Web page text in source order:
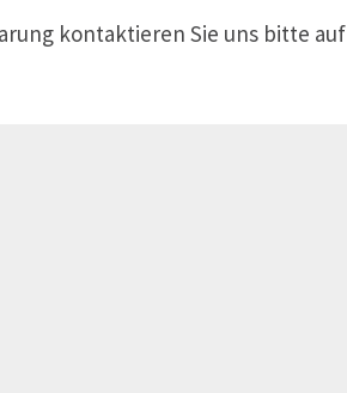
kontaktieren Sie uns bitte auf